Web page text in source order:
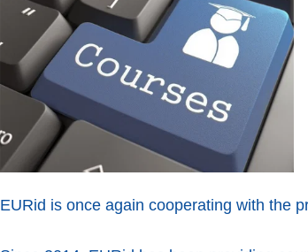
EURid is once again cooperating with the